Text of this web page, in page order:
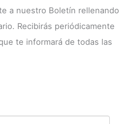
a nuestro Boletín rellenando
Recibirás periódicamente
te informará de todas las